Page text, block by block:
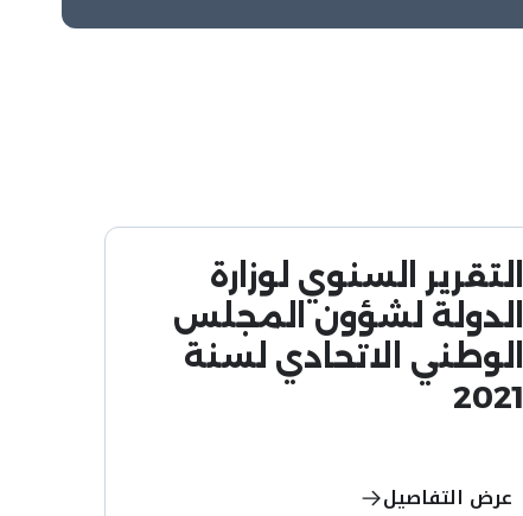
التقرير السنوي لوزارة
الدولة لشؤون المجلس
الوطني الاتحادي لسنة
2021
عرض التفاصيل